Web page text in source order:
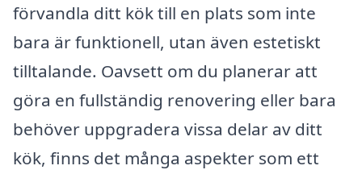
förvandla ditt kök till en plats som inte
bara är funktionell, utan även estetiskt
tilltalande. Oavsett om du planerar att
göra en fullständig renovering eller bara
behöver uppgradera vissa delar av ditt
kök, finns det många aspekter som ett